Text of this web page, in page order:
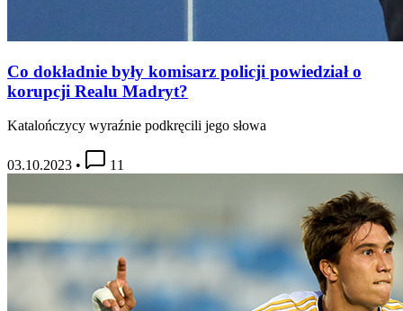
Co dokładnie były komisarz policji powiedział o
korupcji Realu Madryt?
Katalończycy wyraźnie podkręcili jego słowa
03.10.2023 • 11